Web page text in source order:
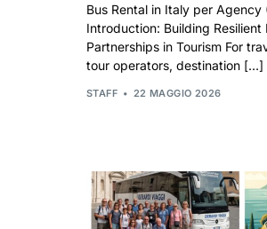
Bus Rental in Italy per
Introduction: Building Resilient
Partnerships in Tourism For
tour operators, destination […]
STAFF 22 MAGGIO 2026